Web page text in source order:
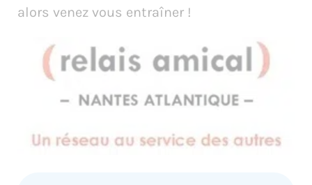
alors venez vous entraîner !